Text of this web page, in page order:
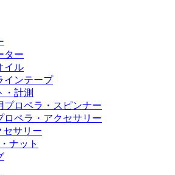
ター
イル
インテープ
・計測
プロペラ・スピンナー
ロペラ・アクセサリー
セサリー
ナット